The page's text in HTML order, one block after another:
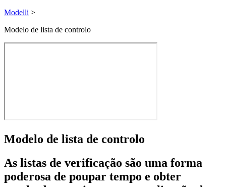
Modelli >
Modelo de lista de controlo
Modelo de lista de controlo
As listas de verificação são uma forma
poderosa de poupar tempo e obter